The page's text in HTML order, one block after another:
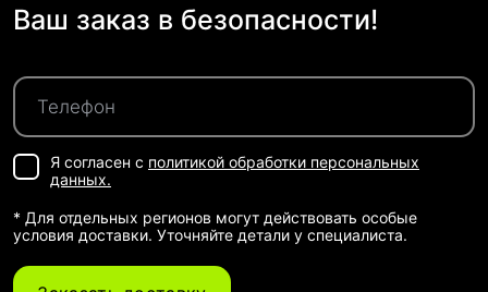
Ваш заказ в безопасности!
Я согласен с политикой обработки персональных
данных.
* Для отдельных регионов могут действовать особые
условия доставки. Уточняйте детали у специалиста.